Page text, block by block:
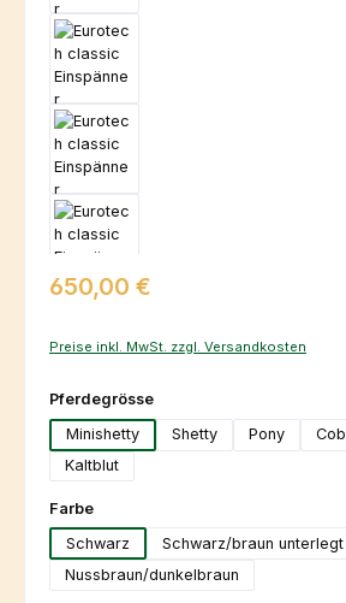
Regulärer Preis:
650,00 €
Preise inkl. MwSt. zzgl. Versandkosten
Pferdegrösseauswählen
Minishetty
Shetty Pony Cob
Kaltblut
Farbeauswählen
Schwarz
Schwarz/braun unterlegt
Nussbraun/dunkelbraun